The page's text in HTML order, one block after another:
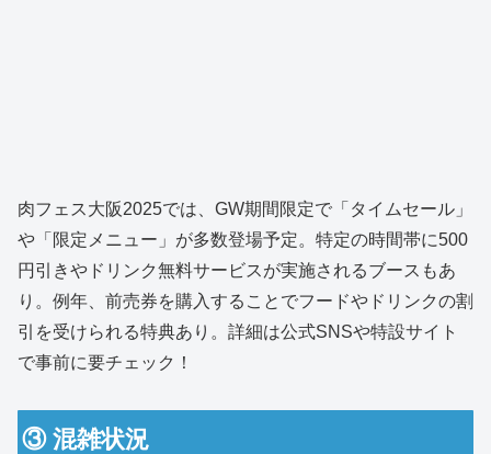
肉フェス大阪2025では、GW期間限定で「タイムセール」
や「限定メニュー」が多数登場予定。特定の時間帯に500
円引きやドリンク無料サービスが実施されるブースもあ
り。例年、前売券を購入することでフードやドリンクの割
引を受けられる特典あり。詳細は公式SNSや特設サイト
で事前に要チェック！
③ 混雑状況